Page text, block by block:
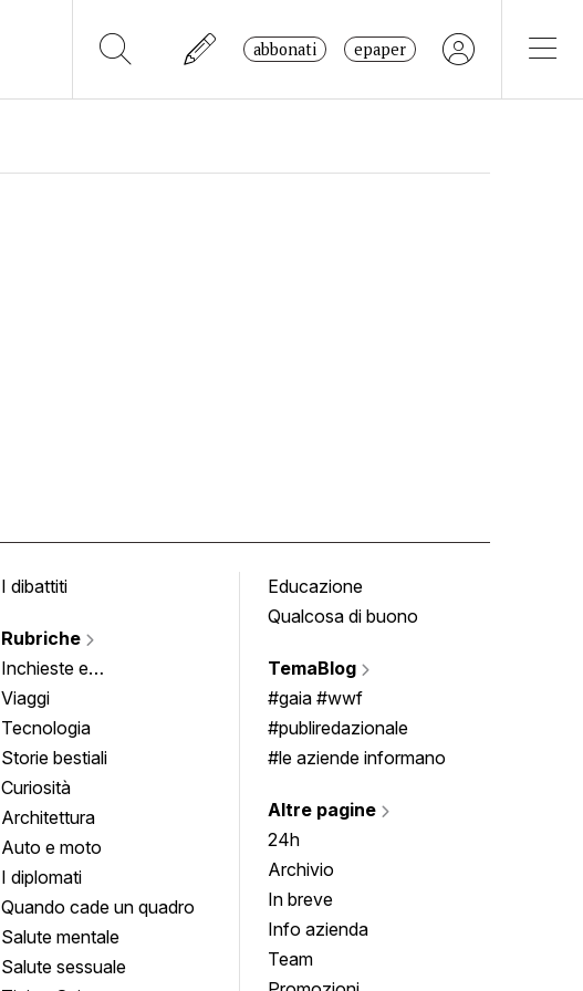
abbonati epaper
I dibattiti
Rubriche
Inchieste e
approfondimenti
Viaggi
Tecnologia
Storie bestiali
Curiosità
Architettura
Auto e moto
I diplomati
Quando cade un quadro
Salute mentale
Salute sessuale
Educazione
Qualcosa di buono
TemaBlog
#gaia #wwf
#publiredazionale
#le aziende informano
Altre pagine
24h
Archivio
In breve
Info azienda
Team